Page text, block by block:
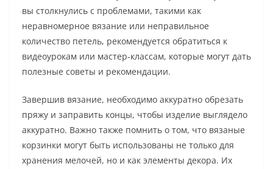
вы столкнулись с проблемами, такими как
неравномерное вязание или неправильное
количество петель, рекомендуется обратиться к
видеоурокам или мастер-классам, которые могут дать
полезные советы и рекомендации.
Завершив вязание, необходимо аккуратно обрезать
пряжу и заправить концы, чтобы изделие выглядело
аккуратно. Важно также помнить о том, что вязаные
корзинки могут быть использованы не только для
хранения мелочей, но и как элементы декора. Их